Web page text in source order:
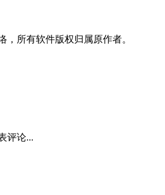
，所有软件版权归属原作者。
评论...